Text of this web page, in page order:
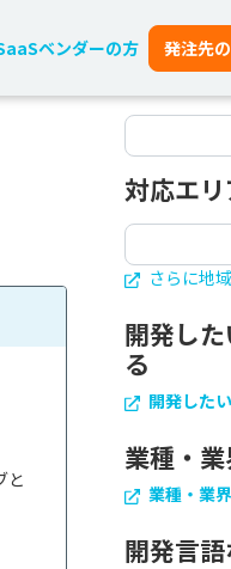
ベンダーの方 発注先
と
対応エ
さらに地
開発し
る
開発した
業種・
業種・業
開発言